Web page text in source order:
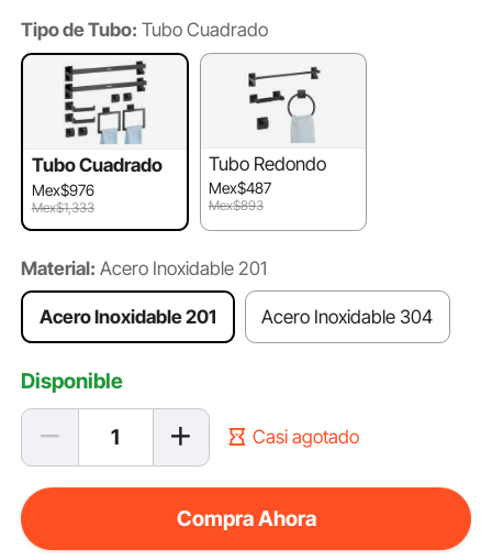
Tipo de Tubo: Tubo Cuadrado
Tubo Cuadrado
Mex$976
Mex$1,333
Tubo Redondo
Mex$487
Mex$893
Material: Acero Inoxidable 201
Acero Inoxidable 201 Acero Inoxidable 304
Disponible
Casi agotado
Compra Ahora